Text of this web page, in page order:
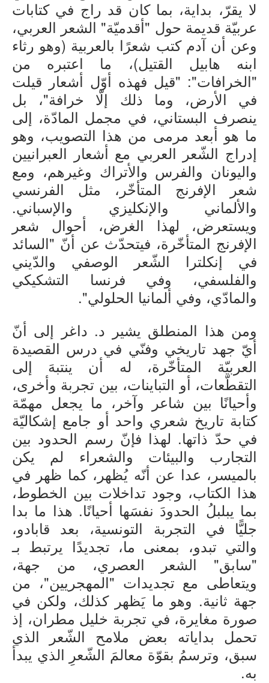
لا يقرّ، بداية، بما كان قد راج في كتابات
عربيّة قديمة حول "أقدميّة" الشعر العربي،
وعن أن آدم كتب شعرًا بالعربية (وهو رثاء
ابنه هابيل القتيل)، ما اعتبره من
"الخرافات": "قيل فهذه أوّل أشعار قيلت
في الأرض، وما ذلك إلّا خرافة"، بل
ينصرف البستاني، في مجمل المادّة، إلى
ما هو أبعد مرمى من هذا التصويب، وهو
إدراج الشّعر العربي مع أشعار العبرانيين
واليونان والفرس والأتراك وغيرهم، ومع
شعر الإفرنج المتأخّر، مثل الفرنسي
والألماني والإنكليزي والإسباني.
ويستعرض، لهذا الغرض، أحوال شعر
الإفرنج المتأخّرة، فيتحدّث عن أنّ "السائد
في إنكلترا الشّعر الوصفي والدّيني
والفلسفي، وفي فرنسا التشكيكي
والمادّي، وفي ألمانيا الحلولي".
ومن هذا المنطلق يشير د. داغر إلى أنّ
أيّ جهد تاريخي وفنّي في درس القصيدة
العربيّة المتأخّرة، له أن ينتبهَ إلى
التقطّعات، أو التباينات، بين تجربة وأخرى،
وأحيانًا بين شاعر وآخر، ما يجعل مهمّة
كتابة تاريخ شعري واحد أو جامع إشكاليّة
في حدّ ذاتها. لهذا فإنّ رسم الحدود بين
التجارب والبيئات والشعراء لم يكن
بالميسر، عدا عن أنّه يُظهر، كما ظهر في
هذا الكتاب، وجود تداخلات بين الخطوط،
بما يبلبلُ الحدودَ نفسَها أحيانًا. هذا ما بدا
جليًّا في التجربة التونسية، بعد قابادو،
والتي تبدو، بمعنى ما، تجديدًا يرتبط بـ
"سابق" الشعر العصري، من جهة،
ويتعاطى مع تجديدات "المهجريين"، من
جهة ثانية. وهو ما يَظهر كذلك، ولكن في
صورة مغايرة، في تجربة خليل مطران، إذ
تحمل بداياته بعض ملامح الشّعر الذي
سبق، وترسمُ بقوّة معالمَ الشّعرِ الذي يبدأ
به.